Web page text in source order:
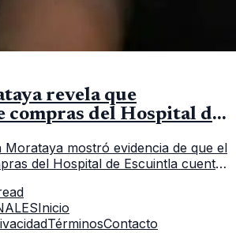
revela que
compras del Hospital de
Morataya mostró evidencia de que el
del Hospital de Escuintla cuenta
Inicio
TérminosContacto